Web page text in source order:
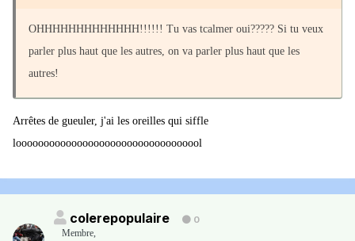
OHHHHHHHHHHHHH!!!!!! Tu vas tcalmer oui????? Si tu veux
parler plus haut que les autres, on va parler plus haut que les
autres!
Arrêtes de gueuler, j'ai les oreilles qui siffle
loooooooooooooooooooooooooooooooool
colerepopulaire
0
Membre,